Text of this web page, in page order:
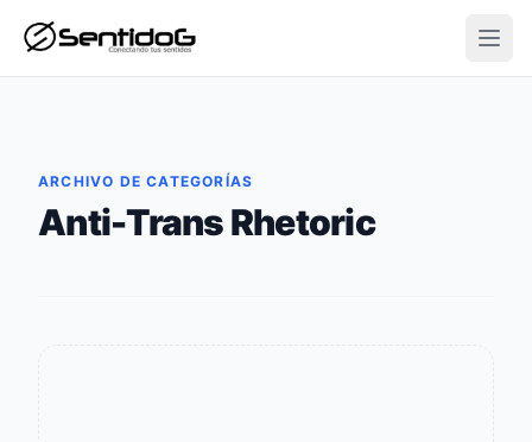
ARCHIVO DE CATEGORÍAS
Anti-Trans Rhetoric